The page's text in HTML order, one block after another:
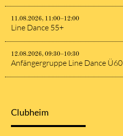
11.08.2026, 11:00–12:00
Line Dance 55+
12.08.2026, 09:30–10:30
Anfängergruppe Line Dance Ü60
Clubheim